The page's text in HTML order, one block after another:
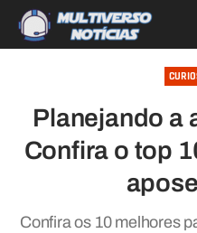
Planejando a
Confira o top
Confira os 10 melhores